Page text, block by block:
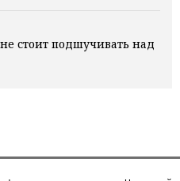
стоит подшучивать над